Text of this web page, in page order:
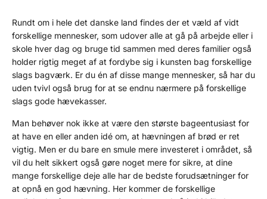
Rundt om i hele det danske land findes der et væld af vidt
forskellige mennesker, som udover alle at gå på arbejde eller i
skole hver dag og bruge tid sammen med deres familier også
holder rigtig meget af at fordybe sig i kunsten bag forskellige
slags bagværk. Er du én af disse mange mennesker, så har du
uden tvivl også brug for at se endnu nærmere på forskellige
slags gode hævekasser.
Man behøver nok ikke at være den største bageentusiast for
at have en eller anden idé om, at hævningen af brød er ret
vigtig. Men er du bare en smule mere investeret i området, så
vil du helt sikkert også gøre noget mere for sikre, at dine
mange forskellige deje alle har de bedste forudsætninger for
at opnå en god hævning. Her kommer de forskellige